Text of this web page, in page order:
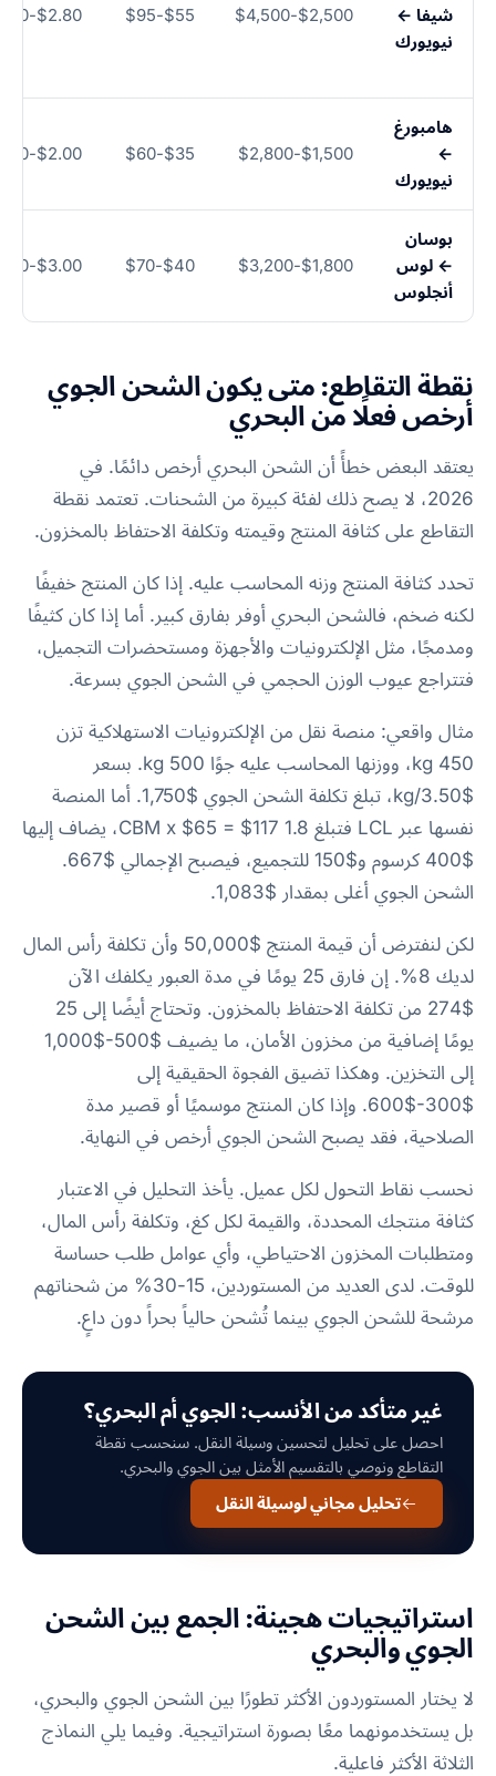
شيفا ←
نيويورك
$2,500-$4,500
$55-$95
$2.80-$5.00
هامبورغ
←
نيويورك
$1,500-$2,800
$35-$60
$2.00-$3.50
بوسان
← لوس
أنجلوس
$1,800-$3,200
$40-$70
$3.00-$5.50
نقطة التقاطع: متى يكون الشحن الجوي
أرخص فعلًا من البحري
يعتقد البعض خطأً أن الشحن البحري أرخص دائمًا. في
2026، لا يصح ذلك لفئة كبيرة من الشحنات. تعتمد نقطة
التقاطع على كثافة المنتج وقيمته وتكلفة الاحتفاظ بالمخزون.
تحدد كثافة المنتج وزنه المحاسب عليه. إذا كان المنتج خفيفًا
لكنه ضخم، فالشحن البحري أوفر بفارق كبير. أما إذا كان كثيفًا
ومدمجًا، مثل الإلكترونيات والأجهزة ومستحضرات التجميل،
فتتراجع عيوب الوزن الحجمي في الشحن الجوي بسرعة.
مثال واقعي: منصة نقل من الإلكترونيات الاستهلاكية تزن
450 kg، ووزنها المحاسب عليه جوًا 500 kg. بسعر
$3.50/kg، تبلغ تكلفة الشحن الجوي $1,750. أما المنصة
نفسها عبر LCL فتبلغ 1.8 CBM x $65 = $117، يضاف إليها
$400 كرسوم و$150 للتجميع، فيصبح الإجمالي $667.
الشحن الجوي أغلى بمقدار $1,083.
لكن لنفترض أن قيمة المنتج $50,000 وأن تكلفة رأس المال
لديك 8%. إن فارق 25 يومًا في مدة العبور يكلفك الآن
$274 من تكلفة الاحتفاظ بالمخزون. وتحتاج أيضًا إلى 25
يومًا إضافية من مخزون الأمان، ما يضيف $500-$1,000
إلى التخزين. وهكذا تضيق الفجوة الحقيقية إلى
$300-$600. وإذا كان المنتج موسميًا أو قصير مدة
الصلاحية، فقد يصبح الشحن الجوي أرخص في النهاية.
نحسب نقاط التحول لكل عميل. يأخذ التحليل في الاعتبار
كثافة منتجك المحددة، والقيمة لكل كغ، وتكلفة رأس المال،
ومتطلبات المخزون الاحتياطي، وأي عوامل طلب حساسة
للوقت. لدى العديد من المستوردين، 15-30% من شحناتهم
مرشحة للشحن الجوي بينما تُشحن حالياً بحراً دون داعٍ.
غير متأكد من الأنسب: الجوي أم البحري؟
احصل على تحليل لتحسين وسيلة النقل. سنحسب نقطة
التقاطع ونوصي بالتقسيم الأمثل بين الجوي والبحري.
تحليل مجاني لوسيلة النقل
استراتيجيات هجينة: الجمع بين الشحن
الجوي والبحري
لا يختار المستوردون الأكثر تطورًا بين الشحن الجوي والبحري،
بل يستخدمونهما معًا بصورة استراتيجية. وفيما يلي النماذج
الثلاثة الأكثر فاعلية.